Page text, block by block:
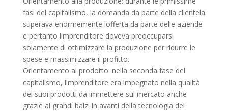
fasi del capitalismo, la domanda da parte della clientela
superava enormemente lofferta da parte delle aziende
e pertanto limprenditore doveva preoccuparsi
solamente di ottimizzare la produzione per ridurre le
spese e massimizzare il profitto.
Orientamento al prodotto: nella seconda fase del
capitalismo, limprenditore era impegnato nella qualità
dei suoi prodotti da immettere sul mercato anche
grazie ai grandi balzi in avanti della tecnologia del